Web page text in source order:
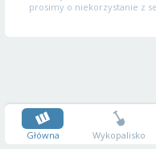
prosimy o niekorzystanie z
Główna Wykopalisko